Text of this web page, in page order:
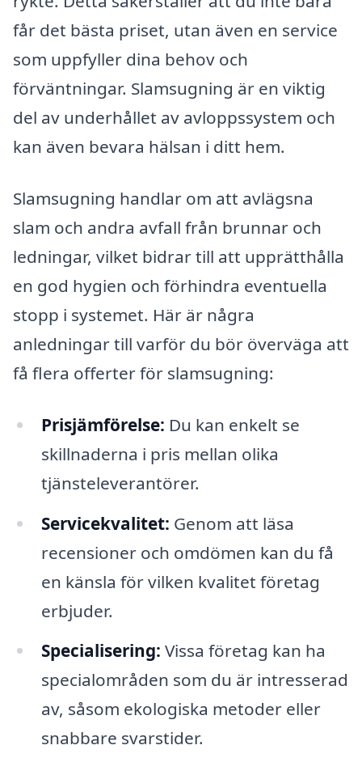
får det bästa priset, utan även en service
som uppfyller dina behov och
förväntningar. Slamsugning är en viktig
del av underhållet av avloppssystem och
kan även bevara hälsan i ditt hem.
Slamsugning handlar om att avlägsna
slam och andra avfall från brunnar och
ledningar, vilket bidrar till att upprätthålla
en god hygien och förhindra eventuella
stopp i systemet. Här är några
anledningar till varför du bör överväga att
få flera offerter för slamsugning:
Prisjämförelse: Du kan enkelt se
skillnaderna i pris mellan olika
tjänsteleverantörer.
Servicekvalitet: Genom att läsa
recensioner och omdömen kan du få
en känsla för vilken kvalitet företag
erbjuder.
Specialisering: Vissa företag kan ha
specialområden som du är intresserad
av, såsom ekologiska metoder eller
snabbare svarstider.